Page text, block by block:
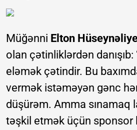
Müğənni Elton
olan çətinliklərdən
eləmək çətindir. Bu
vermək istəməyən gənc
düşürəm. Amma sınamaq
təşkil etmək üçün sponsor